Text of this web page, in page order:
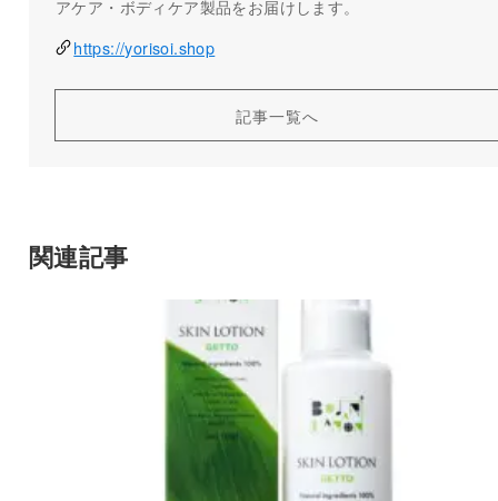
アケア・ボディケア製品をお届けします。
https://yorisoi.shop
記事一覧へ
関連記事